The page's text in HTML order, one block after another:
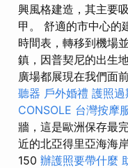
興風格建造，其主要
甲。 舒適的市中心的
時間表，轉移到機場
鎮，因普契尼的出生
廣場都展現在我們面
聽器 戶外婚禮 護照過
CONSOLE 台灣按摩
牆，這是歐洲保存最
近的北亞得里亞海海
150 辦護照要帶什麼